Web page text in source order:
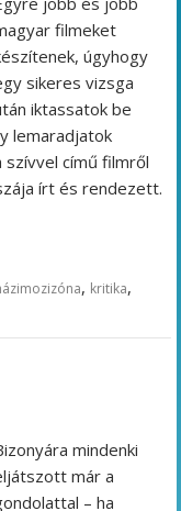
filmeket
úgyhogy
sikeres vizsga
iktassatok be
lemaradjatok
szívvel című filmről
írt és rendezett.
, kritika,
mindenki
már a
– ha